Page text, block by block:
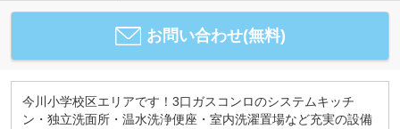
お問い合わせ(無料)
今川小学校区エリアです！3口ガスコンロのシステムキッチ
ン・独立洗面所・温水洗浄便座・室内洗濯置場など充実の設備